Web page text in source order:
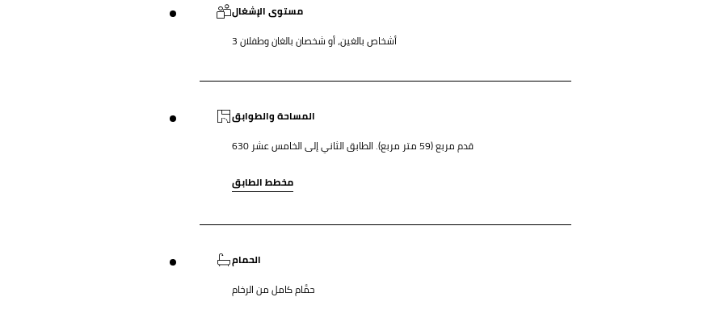
مستوى الإشغال
3 أشخاص بالغين، أو شخصان بالغان وطفلان
المساحة والطوابق
630 قدم مربع (59 متر مربع). الطابق الثاني إلى الخامس عشر
مخطط الطابق
الحمام
حمَّام كامل من الرخام